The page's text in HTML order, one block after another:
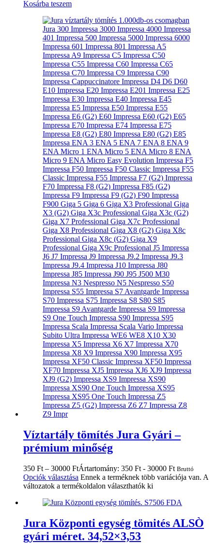
Kosárba teszem
Víztartály tömítés Jura Gyári –
prémium minőség
350 Ft – 30000 FtÁrtartomány: 350 Ft - 30000 Ft Bruttó
Opciók választása Ennek a terméknek több variációja van. A
változatok a termékoldalon választhatók ki
Jura Központi egység tömités ALSÒ
gyári méret. 34,52×3,53